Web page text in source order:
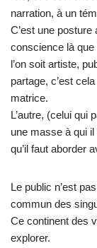
narration, à un
C’est une
conscience là que
l’on soit artiste,
partage, c’est
matrice.
L’autre, (celui qui
une masse à qui
qu’il faut aborder
Le public n’est
commun des
Ce continent des
explorer.